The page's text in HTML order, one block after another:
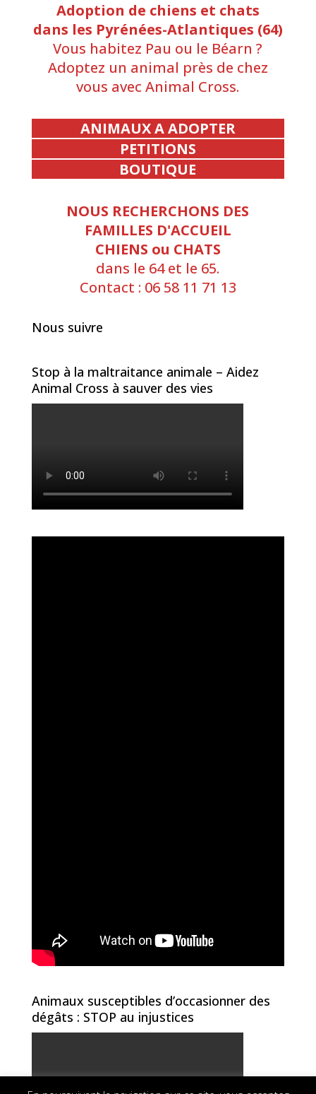
Adoption de chiens et chats
dans les Pyrénées-Atlantiques (64)
Vous habitez Pau ou le Béarn ?
Adoptez un animal près de chez
vous avec Animal Cross.
ANIMAUX A ADOPTER
PETITIONS
BOUTIQUE
NOUS RECHERCHONS DES
FAMILLES D'ACCUEIL
CHIENS ou CHATS
dans le 64 et le 65.
Contact : 06 58 11 71 13
Nous suivre
Stop à la maltraitance animale – Aidez
Animal Cross à sauver des vies
Animaux susceptibles d’occasionner des
dégâts : STOP au injustices